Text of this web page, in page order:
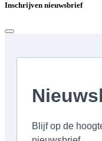
Inschrijven nieuwsbrief